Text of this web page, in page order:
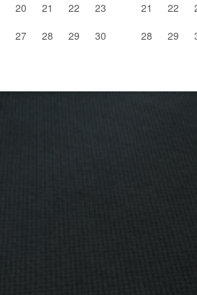
20 21 22
23
27 28 29
30
21
22
28
29